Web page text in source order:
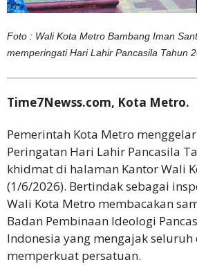
Foto : Wali Kota Metro Bambang Iman
memperingati Hari Lahir Pancasila Tahun
Time7Newss.com, Kota Metro.
Pemerintah Kota Metro
Peringatan Hari Lahir Pancasila
khidmat di halaman Kantor Wali
(1/6/2026). Bertindak sebagai
Wali Kota Metro membacakan
Badan Pembinaan Ideologi
Indonesia yang mengajak seluruh
memperkuat persatuan.